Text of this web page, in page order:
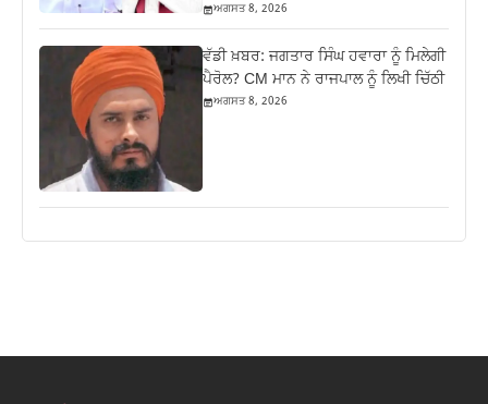
ਅਗਸਤ 8, 2026
ਵੱਡੀ ਖ਼ਬਰ: ਜਗਤਾਰ ਸਿੰਘ ਹਵਾਰਾ ਨੂੰ ਮਿਲੇਗੀ
ਪੈਰੋਲ? CM ਮਾਨ ਨੇ ਰਾਜਪਾਲ ਨੂੰ ਲਿਖੀ ਚਿੱਠੀ
ਅਗਸਤ 8, 2026